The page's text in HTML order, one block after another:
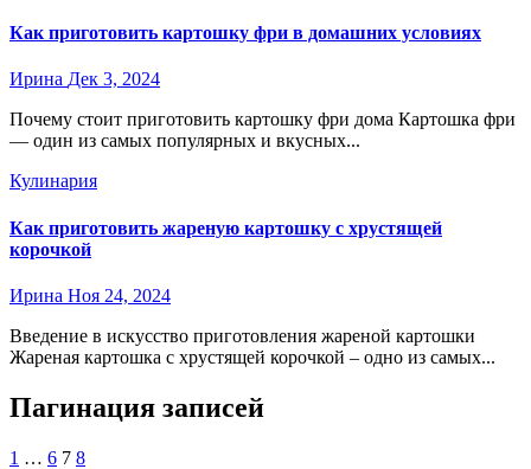
Как приготовить картошку фри в домашних условиях
Ирина Дек 3, 2024
Почему стоит приготовить картошку фри дома Картошка фри
— один из самых популярных и вкусных...
Кулинария
Как приготовить жареную картошку с хрустящей
корочкой
Ирина Ноя 24, 2024
Введение в искусство приготовления жареной картошки
Жареная картошка с хрустящей корочкой – одно из самых...
Пагинация записей
1 … 6 7 8